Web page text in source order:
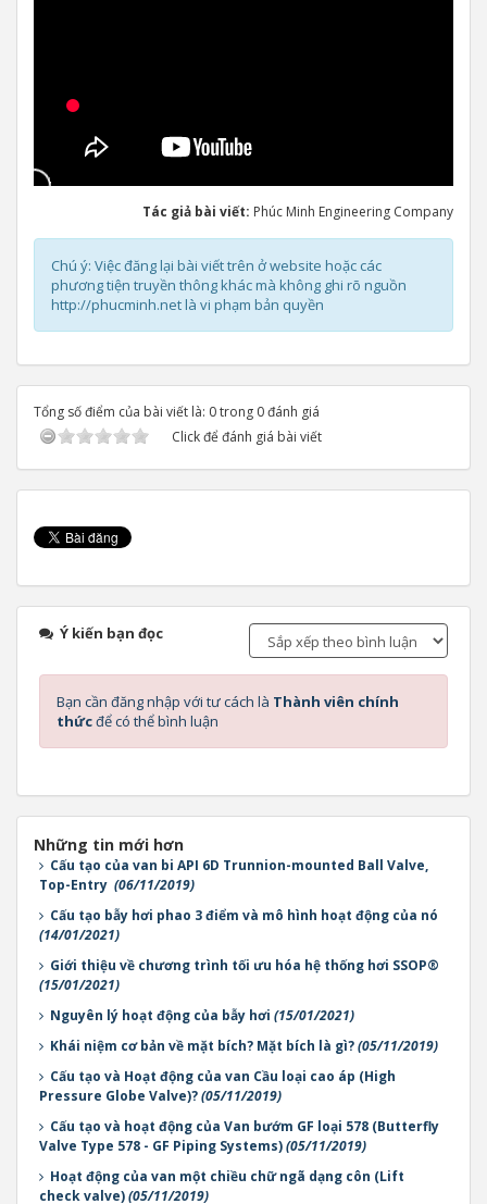
Tác giả bài viết: Phúc Minh Engineering Company
Chú ý: Việc đăng lại bài viết trên ở website hoặc các
phương tiện truyền thông khác mà không ghi rõ nguồn
http://phucminh.net là vi phạm bản quyền
Tổng số điểm của bài viết là: 0 trong 0 đánh giá
Click để đánh giá bài viết
Ý kiến bạn đọc
Bạn cần đăng nhập với tư cách là Thành viên chính
thứcđể có thể bình luận
Những tin mới hơn
Cấu tạo của van bi API 6D Trunnion-mounted Ball Valve,
Top-Entry (06/11/2019)
Cấu tạo bẫy hơi phao 3 điểm và mô hình hoạt động của nó
(14/01/2021)
Giới thiệu về chương trình tối ưu hóa hệ thống hơi SSOP®
(15/01/2021)
Nguyên lý hoạt động của bẫy hơi (15/01/2021)
Khái niệm cơ bản về mặt bích? Mặt bích là gì?(05/11/2019)
Cấu tạo và Hoạt động của van Cầu loại cao áp (High
Pressure Globe Valve)?(05/11/2019)
Cấu tạo và hoạt động của Van bướm GF loại 578 (Butterfly
Valve Type 578 - GF Piping Systems)(05/11/2019)
Hoạt động của van một chiều chữ ngã dạng côn (Lift
check valve)(05/11/2019)